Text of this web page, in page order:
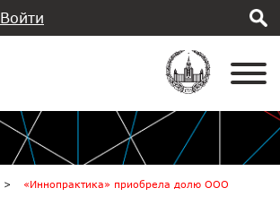
Войти
«Иннопрактика» приобрела долю ООО